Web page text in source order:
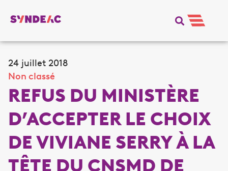
24 juillet 2018
Non classé
REFUS DU MINISTÈRE
D’ACCEPTER LE CHOIX
DE VIVIANE SERRY À LA
TÊTE DU CNSMD DE